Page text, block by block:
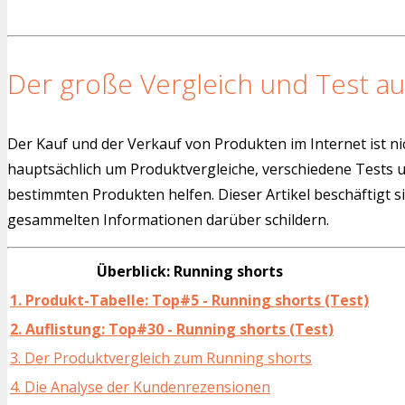
Der große Vergleich und Test
Der Kauf und der Verkauf von Produkten im Internet ist
hauptsächlich um Produktvergleiche, verschiedene Tests
bestimmten Produkten helfen. Dieser Artikel beschäftigt
gesammelten Informationen darüber schildern.
Überblick: Running shorts
1. Produkt-Tabelle: Top#5 - Running shorts (Test)
2. Auflistung: Top#30 - Running shorts (Test)
3. Der Produktvergleich zum Running shorts
4. Die Analyse der Kundenrezensionen